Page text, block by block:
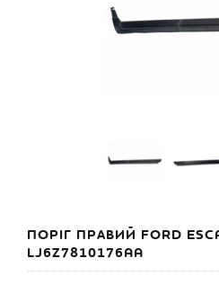
ПОРІГ ПРАВИЙ FORD
LJ6Z7810176AA